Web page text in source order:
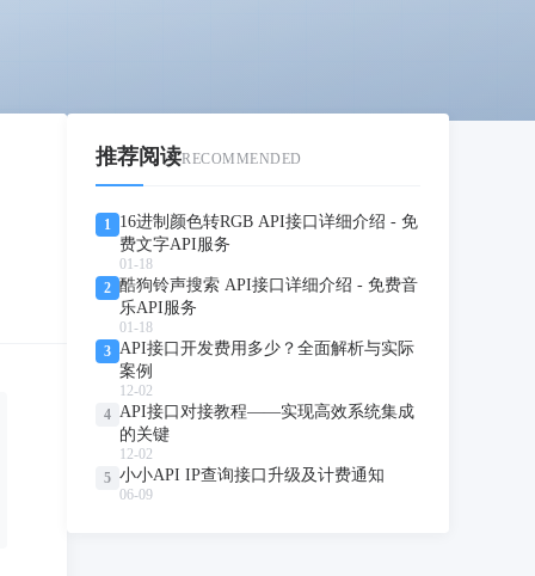
推荐阅读RECOMMENDED
1 16进制颜色转RGB API接口详细介绍 - 免
费文字API服务
01-18
2 酷狗铃声搜索 API接口详细介绍 - 免费音
乐API服务
01-18
3 API接口开发费用多少？全面解析与实际
案例
12-02
4 API接口对接教程——实现高效系统集成
的关键
12-02
5 小小API IP查询接口升级及计费通知
06-09